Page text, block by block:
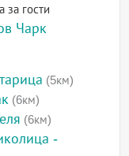
за гости
Чарк
(5км)
(6км)
(6км)
-